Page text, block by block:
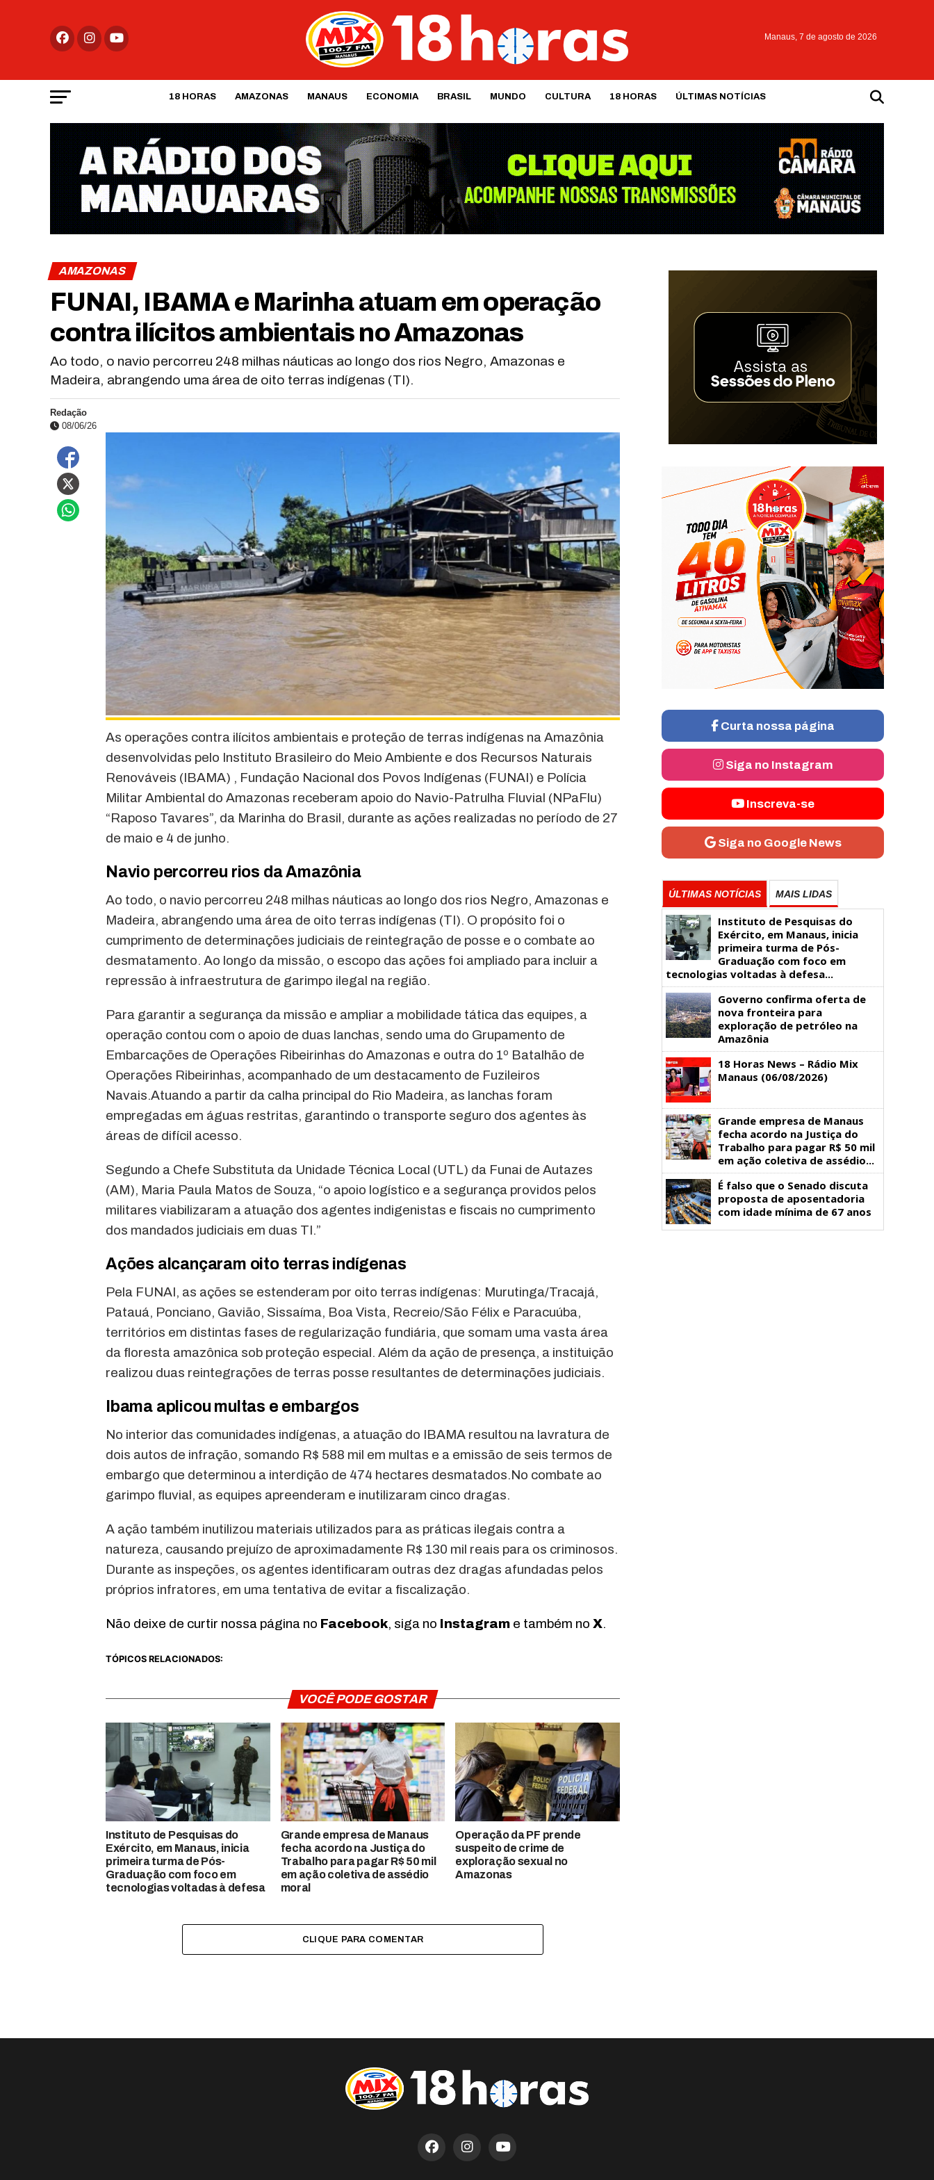
Manaus, 7 de agosto de 2026
18 HORAS AMAZONAS MANAUS ECONOMIA BRASIL MUNDO CULTURA 18 HORAS ÚLTIMAS NOTÍCIAS
AMAZONAS
FUNAI, IBAMA e Marinha atuam em operação
contra ilícitos ambientais no Amazonas
Ao todo, o navio percorreu 248 milhas náuticas ao longo dos rios Negro, Amazonas e
Madeira, abrangendo uma área de oito terras indígenas (TI).
Redação
08/06/26
As operações contra ilícitos ambientais e proteção de terras indígenas na Amazônia
desenvolvidas pelo Instituto Brasileiro do Meio Ambiente e dos Recursos Naturais
Renováveis (IBAMA) , Fundação Nacional dos Povos Indígenas (FUNAI) e Polícia
Militar Ambiental do Amazonas receberam apoio do Navio-Patrulha Fluvial (NPaFlu)
“Raposo Tavares”, da Marinha do Brasil, durante as ações realizadas no período de 27
de maio e 4 de junho.
Navio percorreu rios da Amazônia
Ao todo, o navio percorreu 248 milhas náuticas ao longo dos rios Negro, Amazonas e
Madeira, abrangendo uma área de oito terras indígenas (TI). O propósito foi o
cumprimento de determinações judiciais de reintegração de posse e o combate ao
desmatamento. Ao longo da missão, o escopo das ações foi ampliado para incluir a
repressão à infraestrutura de garimpo ilegal na região.
Para garantir a segurança da missão e ampliar a mobilidade tática das equipes, a
operação contou com o apoio de duas lanchas, sendo uma do Grupamento de
Embarcações de Operações Ribeirinhas do Amazonas e outra do 1º Batalhão de
Operações Ribeirinhas, acompanhado de um destacamento de Fuzileiros
Navais.Atuando a partir da calha principal do Rio Madeira, as lanchas foram
empregadas em águas restritas, garantindo o transporte seguro dos agentes às
áreas de difícil acesso.
Segundo a Chefe Substituta da Unidade Técnica Local (UTL) da Funai de Autazes
(AM), Maria Paula Matos de Souza, “o apoio logístico e a segurança providos pelos
militares viabilizaram a atuação dos agentes indigenistas e fiscais no cumprimento
dos mandados judiciais em duas TI.”
Ações alcançaram oito terras indígenas
Pela FUNAI, as ações se estenderam por oito terras indígenas: Murutinga/Tracajá,
Patauá, Ponciano, Gavião, Sissaíma, Boa Vista, Recreio/São Félix e Paracuúba,
territórios em distintas fases de regularização fundiária, que somam uma vasta área
da floresta amazônica sob proteção especial. Além da ação de presença, a instituição
realizou duas reintegrações de terras posse resultantes de determinações judiciais.
Ibama aplicou multas e embargos
No interior das comunidades indígenas, a atuação do IBAMA resultou na lavratura de
dois autos de infração, somando R$ 588 mil em multas e a emissão de seis termos de
embargo que determinou a interdição de 474 hectares desmatados.No combate ao
garimpo fluvial, as equipes apreenderam e inutilizaram cinco dragas.
A ação também inutilizou materiais utilizados para as práticas ilegais contra a
natureza, causando prejuízo de aproximadamente R$ 130 mil reais para os criminosos.
Durante as inspeções, os agentes identificaram outras dez dragas afundadas pelos
próprios infratores, em uma tentativa de evitar a fiscalização.
Não deixe de curtir nossa página no Facebook, siga no Instagram e também no X.
TÓPICOS RELACIONADOS:
VOCÊ PODE GOSTAR
Instituto de Pesquisas do
Exército, em Manaus, inicia
primeira turma de Pós-
Graduação com foco em
tecnologias voltadas à defesa
Grande empresa de Manaus
fecha acordo na Justiça do
Trabalho para pagar R$ 50 mil
em ação coletiva de assédio
moral
Operação da PF prende
suspeito de crime de
exploração sexual no
Amazonas
CLIQUE PARA COMENTAR
Curta nossa página
Siga no Instagram
Inscreva-se
Siga no Google News
ÚLTIMAS NOTÍCIAS MAIS LIDAS
Instituto de Pesquisas do
Exército, em Manaus, inicia
primeira turma de Pós-
Graduação com foco em
tecnologias voltadas à defesa...
Governo confirma oferta de
nova fronteira para
exploração de petróleo na
Amazônia
18 Horas News​​​​​​​​​​​​ – Rádio Mix
Manaus (06/08/2026)
Grande empresa de Manaus
fecha acordo na Justiça do
Trabalho para pagar R$ 50 mil
em ação coletiva de assédio...
É falso que o Senado discuta
proposta de aposentadoria
com idade mínima de 67 anos